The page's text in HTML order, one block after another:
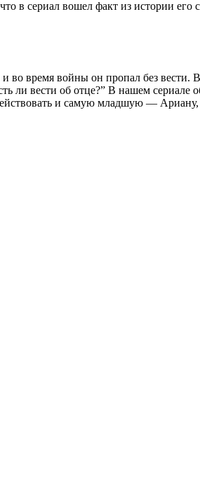
в сериал вошел факт из истории его
время войны он пропал без вести. В
ли вести об отце?” В нашем сериале
и самую младшую —